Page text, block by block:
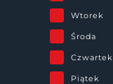
Wtorek
Środa
Czwartek
Piątek